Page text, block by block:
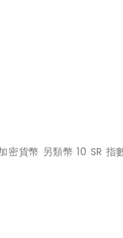
貨幣 另類幣 10 SR 指